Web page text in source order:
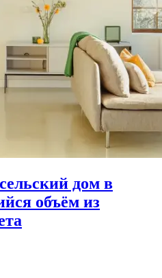
дом в
объём из